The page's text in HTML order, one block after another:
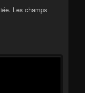
Les champs